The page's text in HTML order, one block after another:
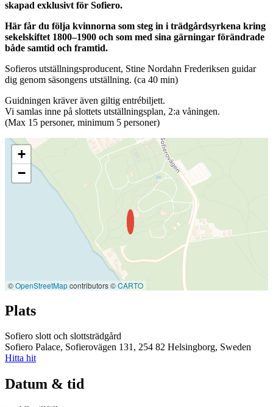
skapad exklusivt för Sofiero.
Här får du följa kvinnorna som steg in i trädgårdsyrkena kring
sekelskiftet 1800–1900 och som med sina gärningar förändrade
både samtid och framtid.
Sofieros utställningsproducent, Stine Nordahn Frederiksen guidar
dig genom säsongens utställning. (ca 40 min)
Guidningen kräver även giltig entrébiljett.
Vi samlas inne på slottets utställningsplan, 2:a våningen.
(Max 15 personer, minimum 5 personer)
+
−
©OpenStreetMapcontributors ©CARTO
Plats
Sofiero slott och slottsträdgård
Sofiero Palace, Sofierovägen 131, 254 82 Helsingborg, Sweden
Hitta hit
Datum & tid